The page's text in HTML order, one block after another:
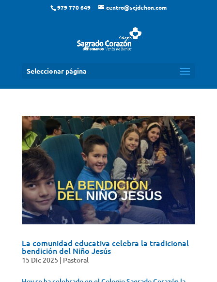
979 770 649 centro@scjdehon.com
Seleccionar página
La comunidad educativa celebra la tradicional
bendición del Niño Jesús
15 Dic 2025 | Pastoral